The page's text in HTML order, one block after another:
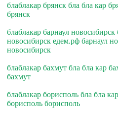
блаблакар брянск бла бла кар
брянск
блаблакар барнаул новосибирск
новосибирск едем.рф барнаул
новосибирск
блаблакар бахмут бла бла кар
бахмут
блаблакар борисполь бла бла
борисполь борисполь